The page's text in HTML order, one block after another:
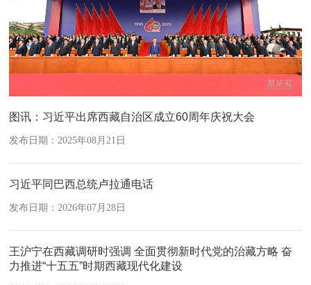
图讯：习近平出席西藏自治区成立60周年庆祝大会
发布日期：2025年08月21日
习近平同巴西总统卢拉通电话
发布日期：2026年07月28日
王沪宁在西藏调研时强调 全面贯彻新时代党的治藏方略 奋
力推进“十五五”时期西藏现代化建设